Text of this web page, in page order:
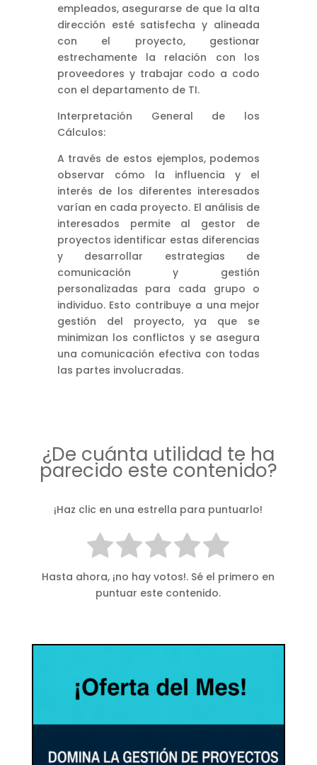
empleados, asegurarse de que la alta
dirección esté satisfecha y alineada
con el proyecto, gestionar
estrechamente la relación con los
proveedores y trabajar codo a codo
con el departamento de TI.
Interpretación General de los
Cálculos:
A través de estos ejemplos, podemos
observar cómo la influencia y el
interés de los diferentes interesados
varían en cada proyecto. El análisis de
interesados permite al gestor de
proyectos identificar estas diferencias
y desarrollar estrategias de
comunicación y gestión
personalizadas para cada grupo o
individuo. Esto contribuye a una mejor
gestión del proyecto, ya que se
minimizan los conflictos y se asegura
una comunicación efectiva con todas
las partes involucradas.
¿De cuánta utilidad te ha
parecido este contenido?
¡Haz clic en una estrella para puntuarlo!
Hasta ahora, ¡no hay votos!. Sé el primero en
puntuar este contenido.